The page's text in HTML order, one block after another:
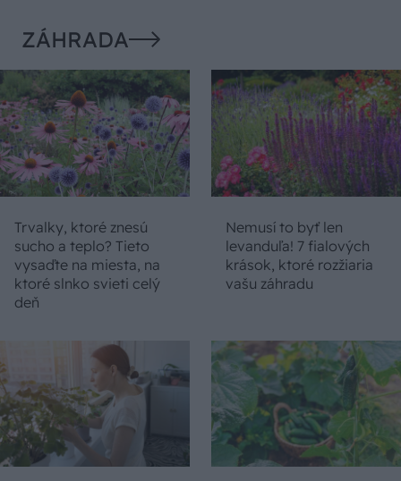
ZÁHRADA
Trvalky, ktoré znesú
sucho a teplo? Tieto
vysaďte na miesta, na
ktoré slnko svieti celý
deň
Nemusí to byť len
levanduľa! 7 fialových
krások, ktoré rozžiaria
vašu záhradu